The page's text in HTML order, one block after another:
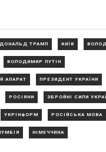
ДОНАЛЬД ТРАМП КИЇВ
ВОЛОДИМИР ПУТІН
АПАРАТ ПРЕЗИДЕНТ УКРАЇНИ
РОСІЯНИ ЗБРОЙНІ СИЛИ
УКРІНФОРМ РОСІЙСЬКА МОВА
НІМЕЧЧИНА